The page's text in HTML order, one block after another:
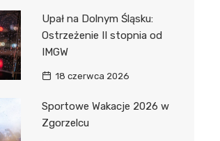
Upał na Dolnym Śląsku:
Ostrzeżenie II stopnia od
IMGW
18 czerwca 2026
Sportowe Wakacje 2026 w
Zgorzelcu